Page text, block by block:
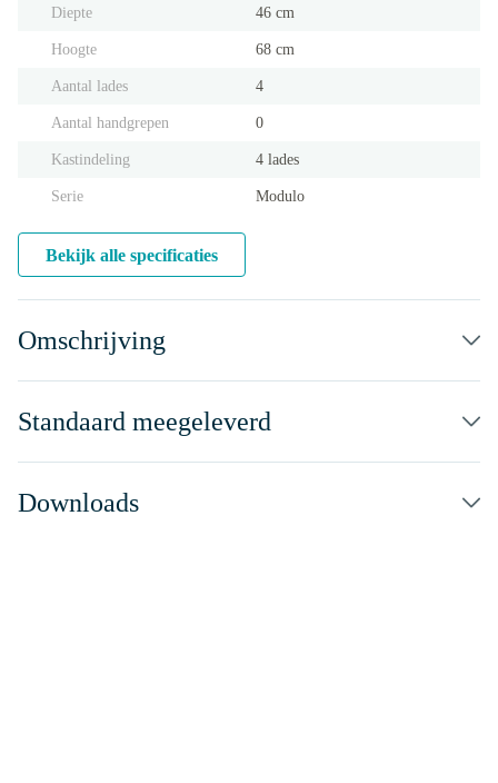
Diepte 46 cm
Hoogte 68 cm
Aantal lades 4
Aantal handgrepen 0
Kastindeling 4 lades
Serie Modulo
Bekijk alle specificaties
Omschrijving
Standaard meegeleverd
Downloads